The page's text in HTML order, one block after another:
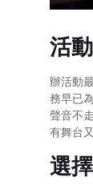
活
辦活動
務早已
聲音不
有舞台
選